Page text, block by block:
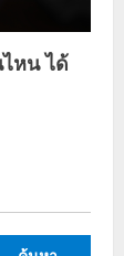
ไหน ได้